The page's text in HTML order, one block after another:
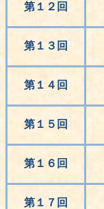
第１２回
第１３回
第１４回
第１５回
第１６回
第１７回